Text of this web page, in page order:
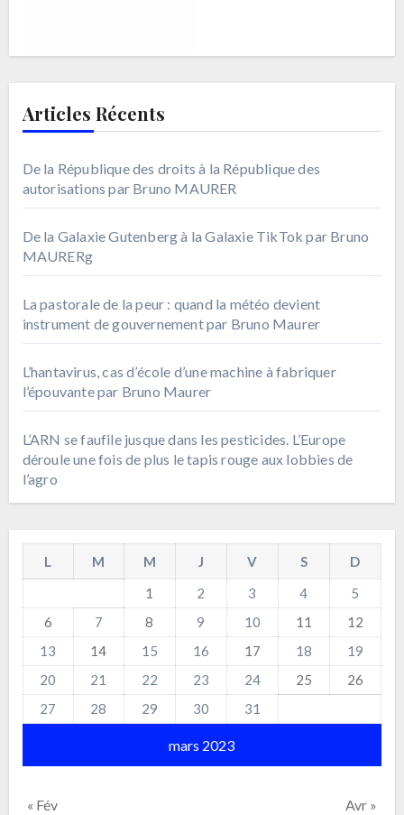
Articles Récents
De la République des droits à la République des
autorisations par Bruno MAURER
De la Galaxie Gutenberg à la Galaxie TikTok par Bruno
MAURERg
La pastorale de la peur : quand la météo devient
instrument de gouvernement par Bruno Maurer
L’hantavirus, cas d’école d’une machine à fabriquer
l’épouvante par Bruno Maurer
L’ARN se faufile jusque dans les pesticides. L’Europe
déroule une fois de plus le tapis rouge aux lobbies de
l’agro
mars 2023
L M M J V S
D
1
2 3 4
5
6
7 8 9 10 11
12
13
14 15 16 17 18
19
20
21 22 23 24 25
26
27
28 29 30 31
« Fév Avr »